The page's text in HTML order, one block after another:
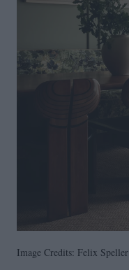
Image Credits: Felix Speller